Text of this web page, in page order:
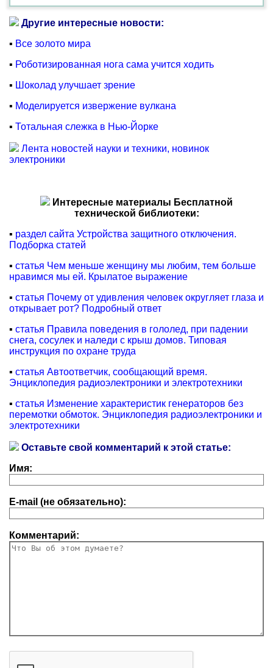
Другие интересные новости:
▪ Все золото мира
▪ Роботизированная нога сама учится ходить
▪ Шоколад улучшает зрение
▪ Моделируется извержение вулкана
▪ Тотальная слежка в Нью-Йорке
Лента новостей науки и техники, новинок
электроники
Интересные материалы Бесплатной
технической библиотеки:
▪ раздел сайта Устройства защитного отключения.
Подборка статей
▪ статья Чем меньше женщину мы любим, тем больше
нравимся мы ей. Крылатое выражение
▪ статья Почему от удивления человек округляет глаза и
открывает рот? Подробный ответ
▪ статья Правила поведения в гололед, при падении
снега, сосулек и наледи с крыш домов. Типовая
инструкция по охране труда
▪ статья Автоответчик, сообщающий время.
Энциклопедия радиоэлектроники и электротехники
▪ статья Изменение характеристик генераторов без
перемотки обмоток. Энциклопедия радиоэлектроники и
электротехники
Оставьте свой комментарий к этой статье:
Имя:
E-mail (не обязательно):
Комментарий: